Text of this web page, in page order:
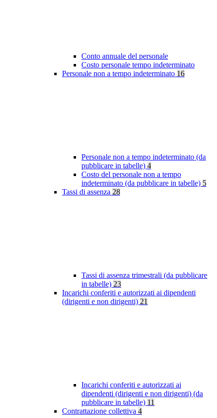
Conto annuale del personale
Costo personale tempo indeterminato
Personale non a tempo indeterminato 16
Personale non a tempo indeterminato (da
pubblicare in tabelle) 4
Costo del personale non a tempo
indeterminato (da pubblicare in tabelle) 5
Tassi di assenza 28
Tassi di assenza trimestrali (da pubblicare
in tabelle) 23
Incarichi conferiti e autorizzati ai dipendenti
(dirigenti e non dirigenti) 21
Incarichi conferiti e autorizzati ai
dipendenti (dirigenti e non dirigenti) (da
pubblicare in tabelle) 11
Contrattazione collettiva 4